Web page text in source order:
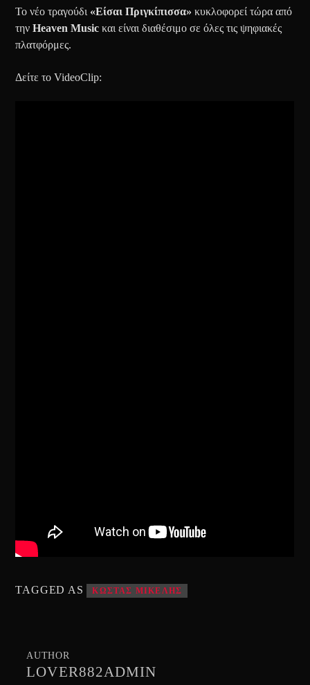
Το νέο τραγούδι «Είσαι Πριγκίπισσα» κυκλοφορεί τώρα από
τηνHeaven Music και είναι διαθέσιμο σε όλες τις ψηφιακές
πλατφόρμες.
Δείτε το VideoClip:
TAGGED AS ΚΩΣΤΑΣ ΜΙΚΕΛΗΣ
AUTHOR
LOVER882ADMIN